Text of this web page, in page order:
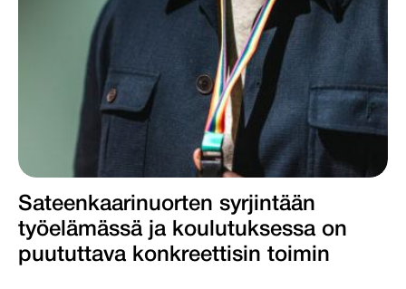
Sateenkaarinuorten syrjintään
työelämässä ja koulutuksessa on
puututtava konkreettisin toimin